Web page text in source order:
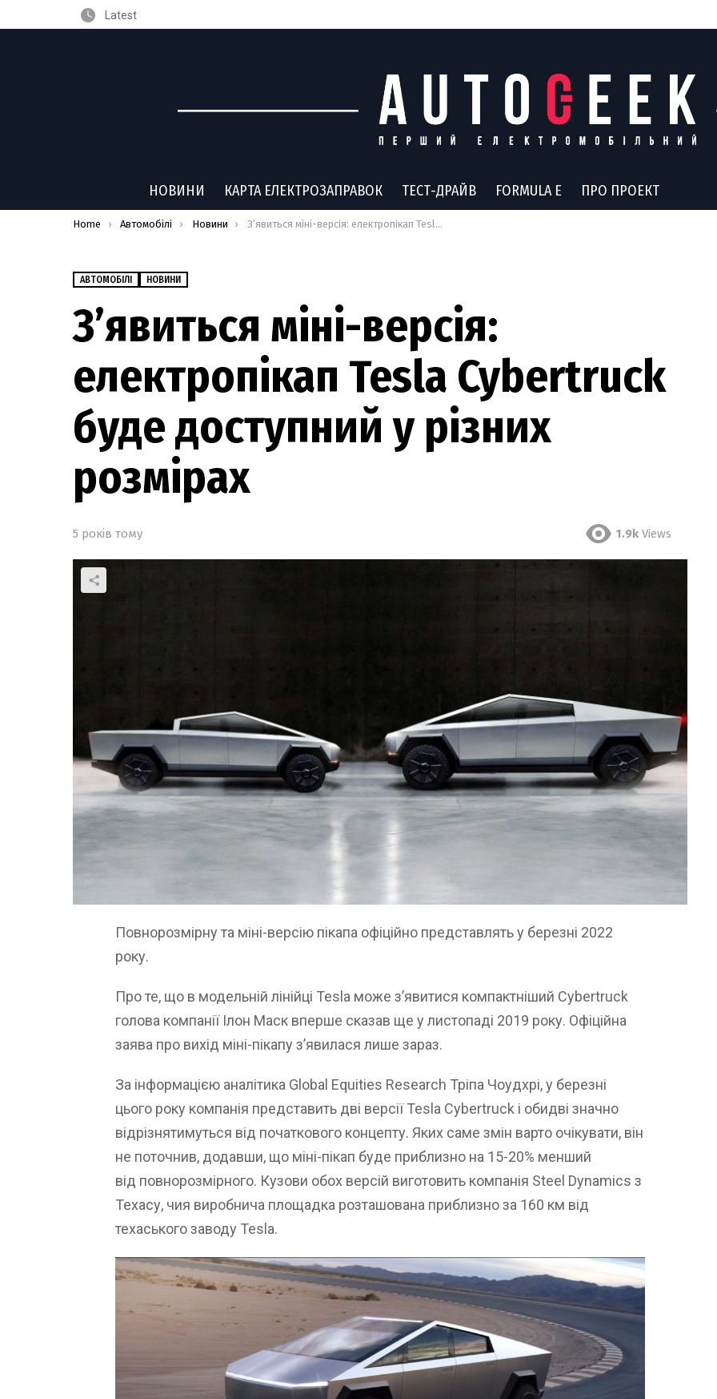
Latest
НОВИНИ КАРТА ЕЛЕКТРОЗАПРАВОК ТЕСТ-ДРАЙВ FORMULA E ПРО ПРОЕКТ
You are here:
Home Автомобілі Новини З’явиться міні-версія: електропікап Tesla Cybertruck буде доступний у різних розмірах
АВТОМОБІЛІ НОВИНИ
З’явиться міні-версія:
електропікап Tesla Cybertruck
буде доступний у різних
розмірах
5 років тому 1.9k Views
Повнорозмірну та міні-версію пікапа офіційно представлять у березні 2022
року.
Про те, що в модельній лінійці Tesla може з’явитися компактніший Cybertruck
голова компанії Ілон Маск вперше сказав ще у листопаді 2019 року. Офіційна
заява про вихід міні-пікапу з’явилася лише зараз.
За інформацією аналітика Global Equities Research Тріпа Чоудхрі, у березні
цього року компанія представить дві версії Tesla Cybertruck і обидві значно
відрізнятимуться від початкового концепту. Яких саме змін варто очікувати, він
не поточнив, додавши, що міні-пікап буде приблизно на 15-20% менший
від повнорозмірного. Кузови обох версій виготовить компанія Steel Dynamics з
Техасу, чия виробнича площадка розташована приблизно за 160 км від
техаського заводу Tesla.